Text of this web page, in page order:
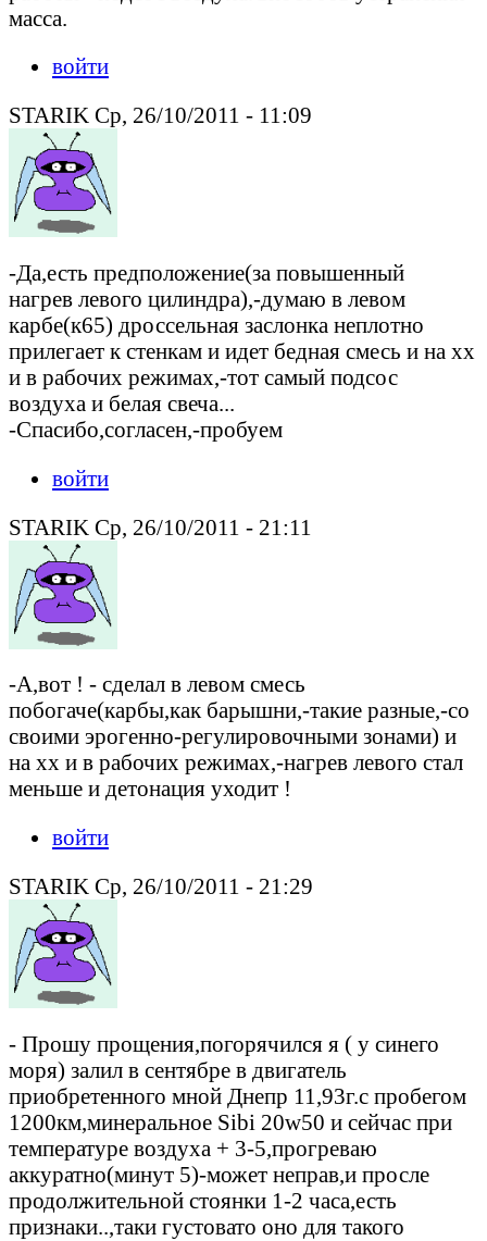
масса.
войти
STARIK Ср, 26/10/2011 - 11:09
-Да,есть предположение(за повышенный
нагрев левого цилиндра),-думаю в левом
карбе(к65) дроссельная заслонка неплотно
прилегает к стенкам и идет бедная смесь и на хх
и в рабочих режимах,-тот самый подсос
воздуха и белая свеча...
-Спасибо,согласен,-пробуем
войти
STARIK Ср, 26/10/2011 - 21:11
-А,вот ! - сделал в левом смесь
побогаче(карбы,как барышни,-такие разные,-со
своими эрогенно-регулировочными зонами) и
на хх и в рабочих режимах,-нагрев левого стал
меньше и детонация уходит !
войти
STARIK Ср, 26/10/2011 - 21:29
- Прошу прощения,погорячился я ( у синего
моря) залил в сентябре в двигатель
приобретенного мной Днепр 11,93г.с пробегом
1200км,минеральное Sibi 20w50 и сейчас при
температуре воздуха + 3-5,прогреваю
аккуратно(минут 5)-может неправ,и просле
продолжительной стоянки 1-2 часа,есть
признаки..,таки густовато оно для такого